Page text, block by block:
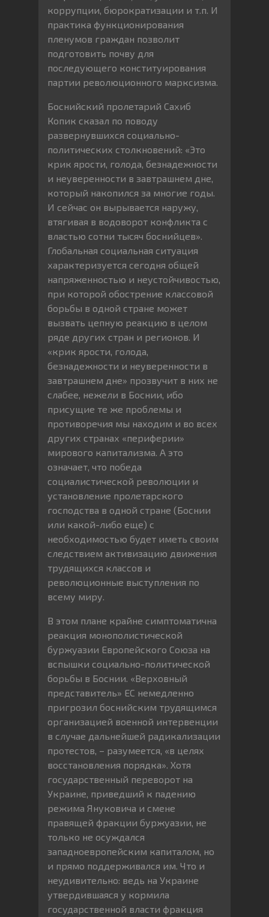
коррупции, бюрократизации и т.п. И
практика функционирования
пленумов граждан позволит
подготовить почву для
последующего конституирования
партии революционного марксизма.
Боснийский пролетарий Сахиб
Копик сказал по поводу
развернувшихся социально-
политических столкновений: «Это
крик ярости, голода, безнадежности
и неуверенности в завтрашнем дне,
который накопился за многие годы.
И сейчас он вырывается наружу,
втягивая в водоворот конфликта с
властью сотни тысяч боснийцев».
Глобальная социальная ситуация
характеризуется сегодня общей
напряженностью и неустойчивостью,
при которой обострение классовой
борьбы в одной стране может
вызвать цепную реакцию в целом
ряде других стран и регионов. И
«крик ярости, голода,
безнадежности и неуверенности в
завтрашнем дне» прозвучит в них не
слабее, нежели в Боснии, ибо
присущие те же проблемы и
противоречия мы находим и во всех
других странах «периферии»
мирового капитализма. А это
означает, что победа
социалистической революции и
установление пролетарского
господства в одной стране (Боснии
или какой-либо еще) с
необходимостью будет иметь своим
следствием активизацию движения
трудящихся классов и
революционные выступления по
всему миру.
В этом плане крайне симптоматична
реакция монополистической
буржуазии Европейского Союза на
вспышки социально-политической
борьбы в Боснии. «Верховный
представитель» ЕС немедленно
пригрозил боснийским трудящимся
организацией военной интервенции
в случае дальнейшей радикализации
протестов, – разумеется, «в целях
восстановления порядка». Хотя
государственный переворот на
Украине, приведший к падению
режима Януковича и смене
правящей фракции буржуазии, не
только не осуждался
западноевропейским капиталом, но
и прямо поддерживался им. Что и
неудивительно: ведь на Украине
утвердившаяся у кормила
государственной власти фракция